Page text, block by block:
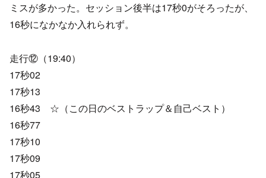
ミスが多かった。セッション後半は17秒0がそろったが、
16秒になかなか入れられず。
走行⑫（19:40）
17秒02
17秒13
16秒43 ☆（この日のベストラップ＆自己ベスト）
16秒77
17秒10
17秒09
17秒05